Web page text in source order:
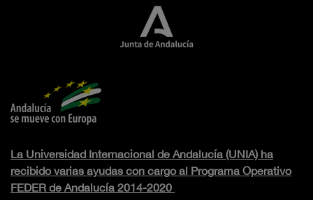
La Universidad Internacional de Andalucía (UNIA) ha
recibido varias ayudas con cargo al Programa Operativo
FEDER de Andalucía 2014-2020